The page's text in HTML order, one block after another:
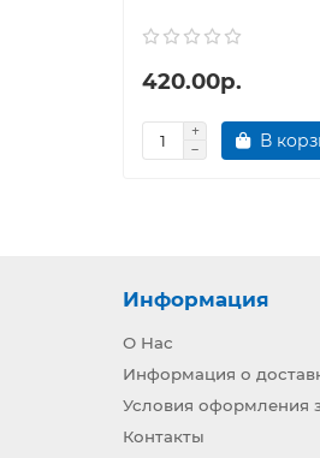
420.00р.
В
Информация
О Нас
Информация о
Условия оформления
Контакты